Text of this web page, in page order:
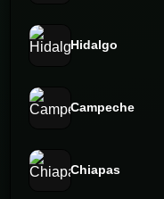
Hidalgo
Campeche
Chiapas